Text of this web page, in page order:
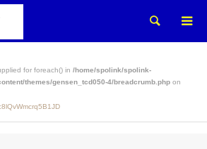
検索
for foreach() in /home/spolink/spolink-
themes/gensen_tcd050-4/breadcrumb.php on